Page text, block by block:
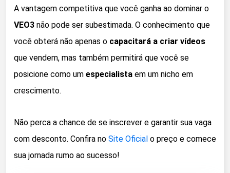
A vantagem competitiva que você ganha ao dominar o
VEO3 não pode ser subestimada. O conhecimento que
você obterá não apenas o capacitará a criar vídeos
que vendem, mas também permitirá que você se
posicione como um especialista em um nicho em
crescimento.
Não perca a chance de se inscrever e garantir sua vaga
com desconto. Confira no Site Oficial o preço e comece
sua jornada rumo ao sucesso!